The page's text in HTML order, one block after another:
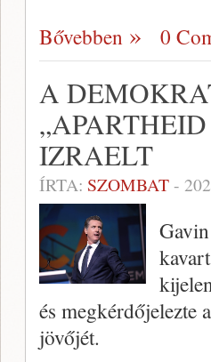
Bővebben 0
A
IZRAELT
ÍRTA: SZOMBAT-
és megkérdőjelezte
jövőjét.